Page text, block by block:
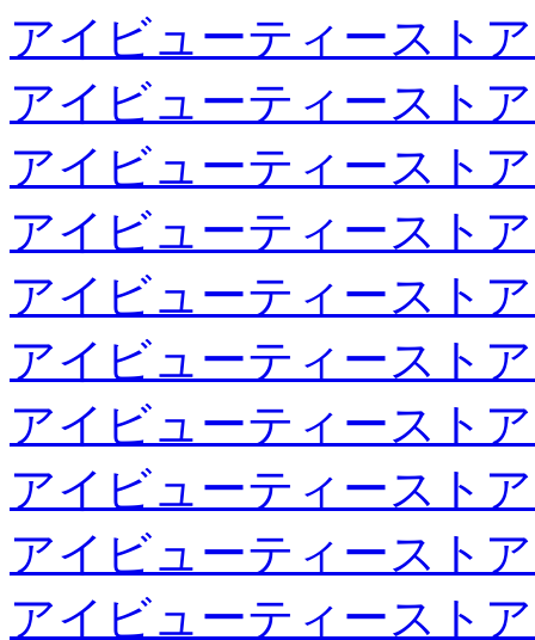
アイビューティースト
アイビューティースト
アイビューティースト
アイビューティースト
アイビューティースト
アイビューティースト
アイビューティースト
アイビューティースト
アイビューティースト
アイビューティースト